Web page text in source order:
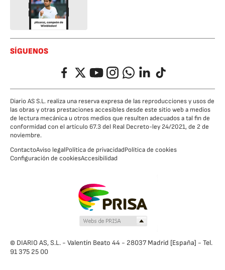
SÍGUENOS
FacebookTwitterYouTubeInstagramWhatsappLinkedIn
TikTok
Diario AS S.L. realiza una reserva expresa de las reproducciones y usos de
las obras y otras prestaciones accesibles desde este sitio web a medios
de lectura mecánica u otros medios que resulten adecuados a tal fin de
conformidad con el artículo 67.3 del Real Decreto-ley 24/2021, de 2 de
noviembre.
ContactoAviso legalPolítica de privacidadPolítica de cookies
Configuración de cookiesAccesibilidad
© DIARIO AS, S.L. - Valentín Beato 44 - 28037 Madrid [España] - Tel.
91 375 25 00